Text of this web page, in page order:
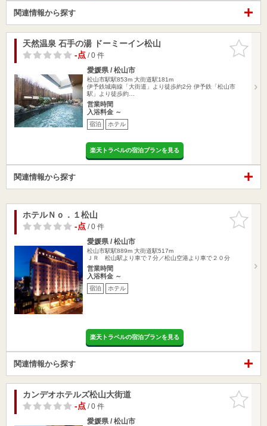
関連情報から探す
お気に入
りに追加
天然温泉 石手の湯 ドーミーイン松山
-点/ 0 件
愛媛県 / 松山市
松山市駅駅853m 大街道駅181m
伊予鉄城南線「大街道」より徒歩約2分 伊予鉄「松山市
駅」より徒歩約…
営業時間
入浴料金 ～
宿泊 ホテル
楽天トラベルの宿泊プランを見る
関連情報から探す
お気に入
りに追加
ホテルＮｏ．１松山
-点/ 0 件
愛媛県 / 松山市
松山市駅駅889m 大街道駅517m
ＪＲ 松山駅より車で７分／松山空港より車で２０分
営業時間
入浴料金 ～
宿泊 ホテル
楽天トラベルの宿泊プランを見る
関連情報から探す
お気に入
りに追加
カンデオホテルズ松山大街道
-点/ 0 件
愛媛県 / 松山市